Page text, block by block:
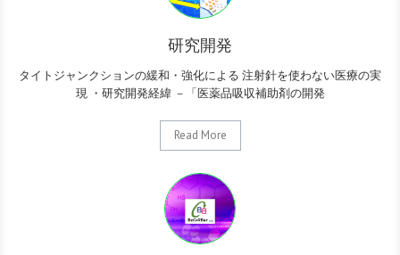
研究開発
タイトジャンクションの緩和・強化による 注射針を使わない医療の実
現 ・研究開発経緯 －「医薬品吸収補助剤の開発
Read More